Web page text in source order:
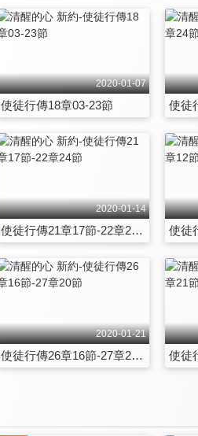
2020-01-07
使徒行傳18章03-23節
2020-01-14
使徒行傳21章17節-22章24節 使徒
2020-01-21
使徒行傳26章16節-27章20節